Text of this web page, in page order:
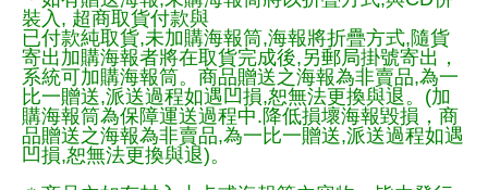
裝入, 超商取貨付款與
已付款純取貨,未加購海報筒,海報將折疊方式,隨貨
寄出加購海報者將在取貨完成後,另郵局掛號寄出，
系統可加購海報筒。商品贈送之海報為非賣品,為一
比一贈送,派送過程如遇凹損,恕無法更換與退。(加
購海報筒為保障運送過程中.降低損壞海報毀損，商
品贈送之海報為非賣品,為一比一贈送,派送過程如遇
凹損,恕無法更換與退)。